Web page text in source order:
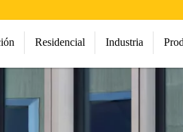
Residencial Industria